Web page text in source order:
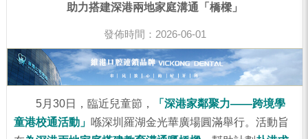
助力搭建深港兩地家庭溝通「橋樑」
發佈時間：2026-06-01
5月 30日，臨近兒童節，
「深港家鄰聚力——跨境學
童港校通活動」 喺深圳羅湖金光華廣場圓滿舉行。活動旨